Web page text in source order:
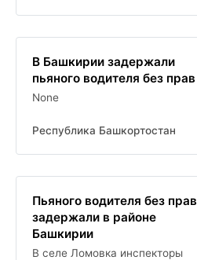
В Башкирии задержали
пьяного водителя без прав
None
Республика Башкортостан
Пьяного водителя без прав
задержали в районе
Башкирии
В селе Ломовка инспекторы